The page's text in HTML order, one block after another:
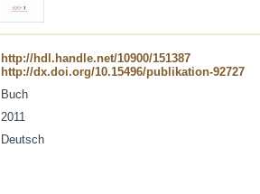
http://hdl.handle.net/10900/151387
http://dx.doi.org/10.15496/publikation-92727
Buch
2011
Deutsch